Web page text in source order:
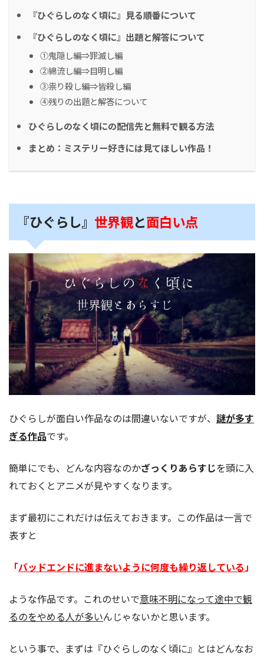
『ひぐらしのなく頃に』見る順番について
『ひぐらしのなく頃に』出題と解答について
①鬼隠し編⇒罪滅し編
②綿流し編⇒目明し編
③祟り殺し編⇒皆殺し編
④残りの出題と解答について
ひぐらしのなく頃にの配信先と無料で観る方法
まとめ：ミステリー好きには見てほしい作品！
『ひぐらし』 世界観と面白い点
ひぐらしが面白い作品なのは間違いないですが、 謎が多す
ぎる作品です。
簡単にでも、どんな内容なのかざっくりあらすじを頭に入
れておくとアニメが見やすくなります。
まず最初にこれだけは伝えておきます。この作品は一言で
表すと
「バッドエンドに進まないように何度も繰り返している 」
ような作品です。これのせいで意味不明になって途中で観
るのをやめる人が多いんじゃないかと思います。
という事で、まずは『ひぐらしのなく頃に』とはどんなお